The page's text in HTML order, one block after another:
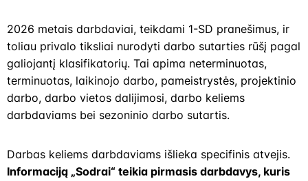
2026 metais darbdaviai, teikdami 1-SD pranešimus, ir
toliau privalo tiksliai nurodyti darbo sutarties rūšį pagal
galiojantį klasifikatorių. Tai apima neterminuotas,
terminuotas, laikinojo darbo, pameistrystės, projektinio
darbo, darbo vietos dalijimosi, darbo keliems
darbdaviams bei sezoninio darbo sutartis.
Darbas keliems darbdaviams išlieka specifinis atvejis.
Informaciją „Sodrai“ teikia pirmasis darbdavys, kuris